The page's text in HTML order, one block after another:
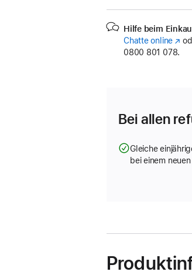
Hilfe beim
Chatte online
ein
0800 801 078.
Bei allen
Gleiche
bei einem